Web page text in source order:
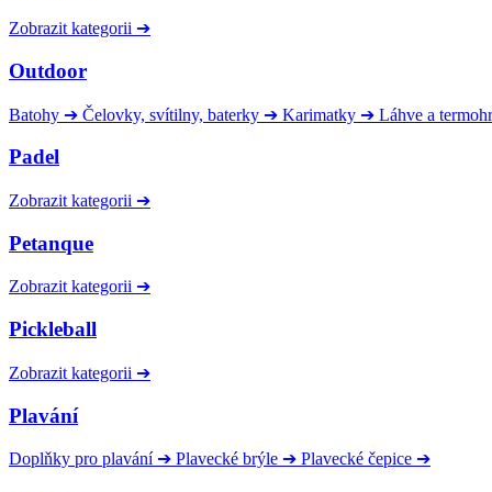
Zobrazit kategorii ➔
Outdoor
Batohy ➔ Čelovky, svítilny, baterky ➔ Karimatky ➔ Láhve a
Padel
Zobrazit kategorii ➔
Petanque
Zobrazit kategorii ➔
Pickleball
Zobrazit kategorii ➔
Plavání
Doplňky pro plavání ➔ Plavecké brýle ➔ Plavecké čepice ➔